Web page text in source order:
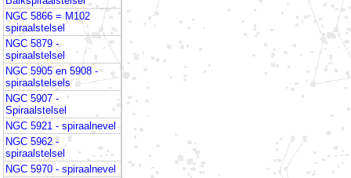
NGC 5866 = M102
spiraalstelsel
NGC 5879 -
spiraalstelsel
NGC 5905 en 5908 -
spiraalstelsels
NGC 5907 -
Spiraalstelsel
NGC 5921 - spiraalnevel
NGC 5962 -
spiraalstelsel
NGC 5970 - spiraalnevel